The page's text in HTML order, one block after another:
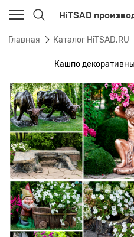
HiTSAD
Главная Каталог HiTSAD.RU
Кашпо